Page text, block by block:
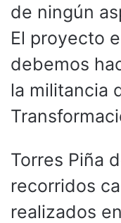
de ningún
El proyecto
debemos
la militancia
Torres Piña
recorridos
realizados